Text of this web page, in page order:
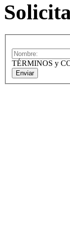
TÉRMINOS y
Enviar